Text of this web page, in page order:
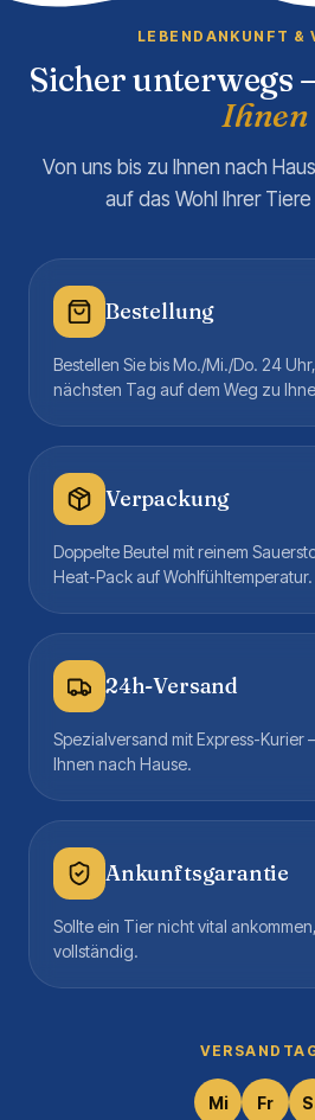
LEBENDANKUNFT &
Sicher unterwegs
Ihnen
Von uns bis zu Ihnen nach
auf das Wohl Ihrer
Bestellung
Bestellen Sie bis Mo./Mi./Do. 24
nächsten Tag auf dem Weg zu
Verpackung
Doppelte Beutel mit reinem
Heat-Pack auf Wohlfühltemperatur.
24h-Versand
Spezialversand mit Express-
Ihnen nach Hause.
Ankunftsgarantie
Sollte ein Tier nicht vital
vollständig.
Mi Fr